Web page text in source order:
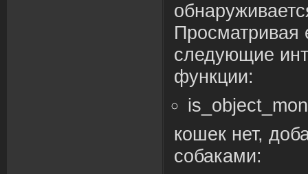
Просматривая
следующие
функции:
кошек нет,
собаками: